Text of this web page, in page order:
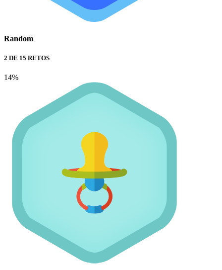
Random
2 DE 15 RETOS
14%